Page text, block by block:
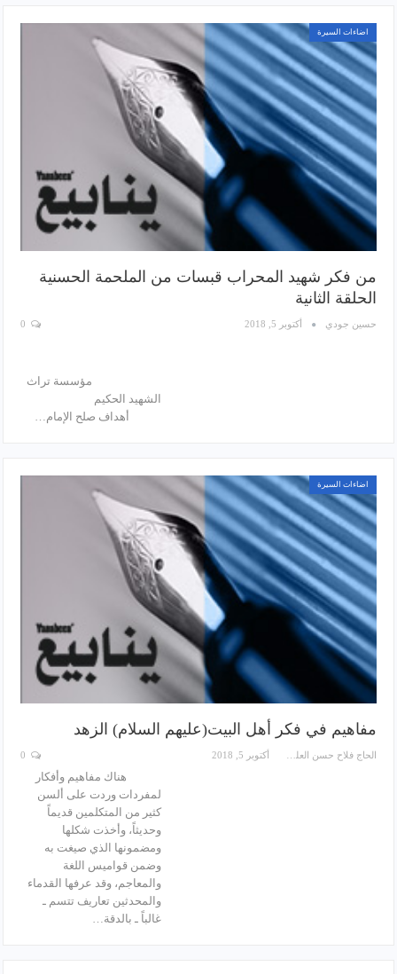
اضاءات السيرة
من فكر شهيد المحراب قبسات من الملحمة الحسنية
الحلقة الثانية
حسين جودي أكتوبر 5, 2018
مؤسسة تراث
الشهيد الحكيم
أهداف صلح الإمام…
اضاءات السيرة
مفاهيم في فكر أهل البيت(عليهم السلام) الزهد
أكتوبر 5, 2018
هناك مفاهيم وأفكار
لمفردات وردت على ألسن
كثير من المتكلمين قديماً
وحديثاً، وأخذت شكلها
ومضمونها الذي صيغت به
وضمن قواميس اللغة
والمعاجم، وقد عرفها القدماء
والمحدثين تعاريف تتسم ـ
غالباً ـ بالدقة…